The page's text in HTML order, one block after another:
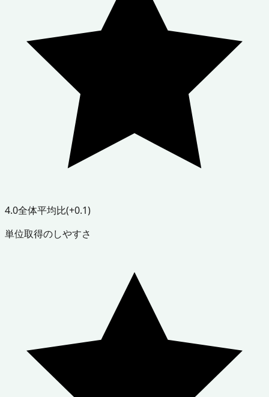
4.0全体平均比(+0.1)
単位取得のしやすさ